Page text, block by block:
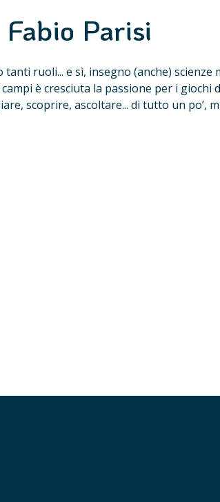
Fabio Parisi
tanti ruoli... e sì, insegno (anche)
è cresciuta la passione per i giochi
scoprire, ascoltare... di tutto un po’,